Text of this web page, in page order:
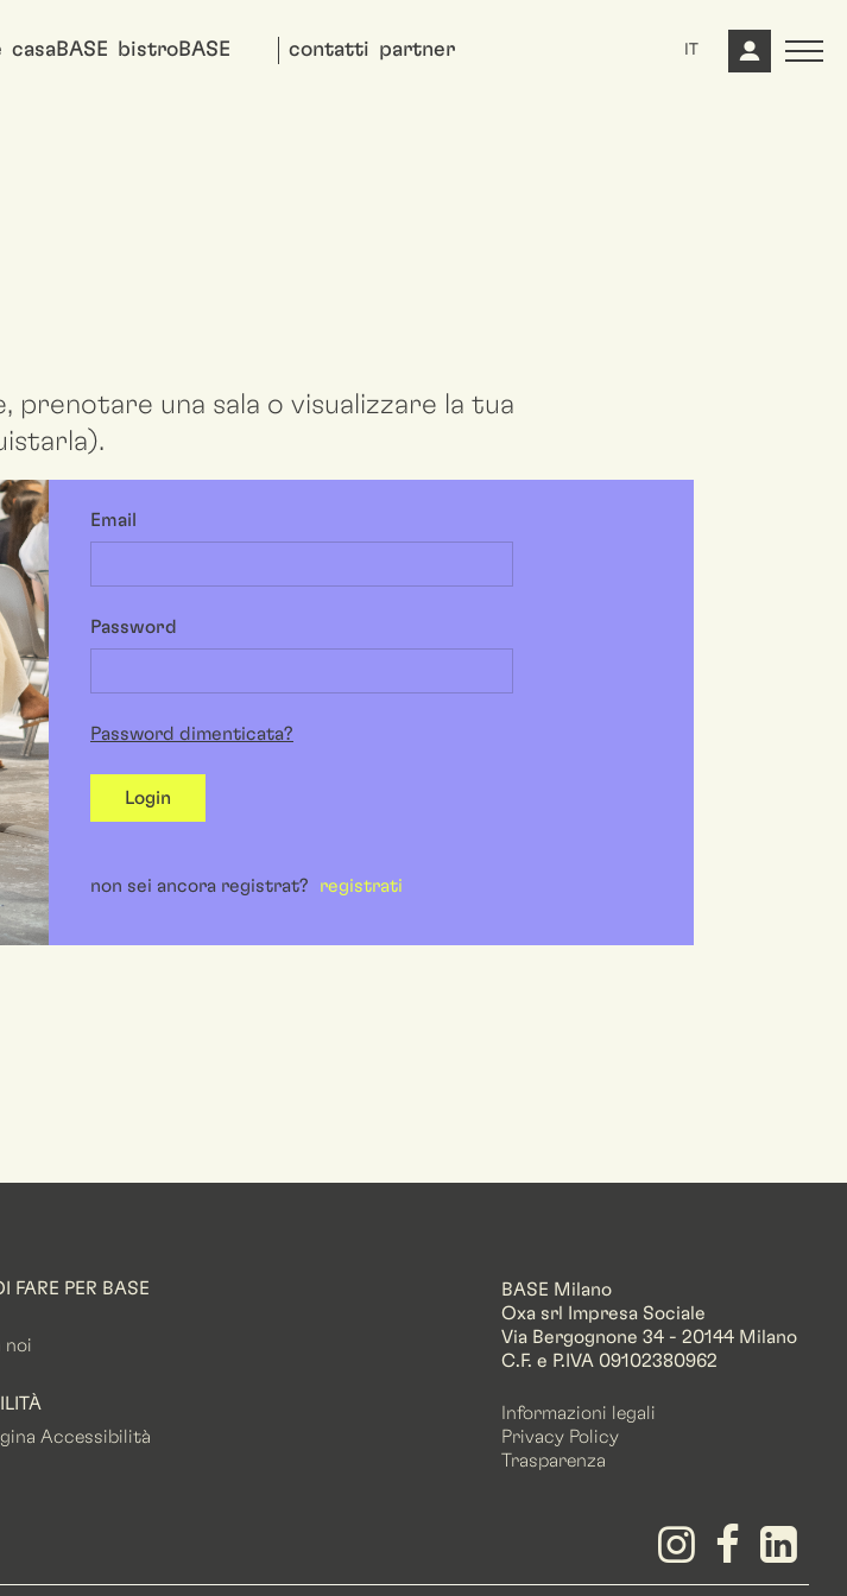
casaBASE bistroBASE contatti partner IT
prenotare una sala o visualizzare la tua
Email
Password
Password dimenticata?
Login
non sei ancora registrat? registrati
FARE PER BASE
noi
Accessibilità
BASE Milano
Oxa srl Impresa Sociale
Via Bergognone 34 - 20144 Milano
C.F. e P.IVA 09102380962
Informazioni legali
Privacy Policy
Trasparenza